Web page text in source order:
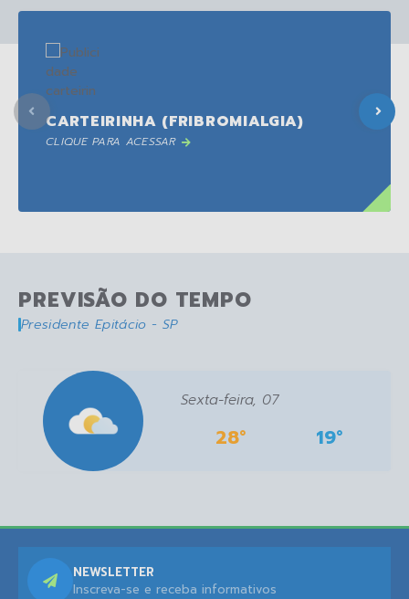
CARTEIRINHA (FRIBROMIALGIA)
CLIQUE PARA ACESSAR
PREVISÃO DO TEMPO
Presidente Epitácio - SP
Sexta-feira 07
28° 19°
NEWSLETTER
Inscreva-se e receba informativos